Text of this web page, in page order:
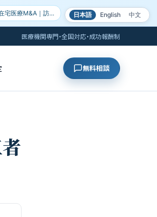
日本語 English 中文
宅医療M&A｜訪…
医療機関専門・全国対応・成功報酬制
無料相談